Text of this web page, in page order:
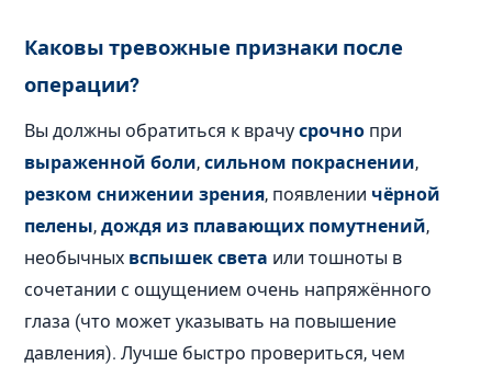
Каковы тревожные признаки после
операции?
Вы должны обратиться к врачусрочно при
выраженной боли,сильном покраснении,
резком снижении зрения, появлении чёрной
пелены,дождя из плавающих помутнений,
необычных вспышек света или тошноты в
сочетании с ощущением очень напряжённого
глаза (что может указывать на повышение
давления). Лучше быстро провериться, чем